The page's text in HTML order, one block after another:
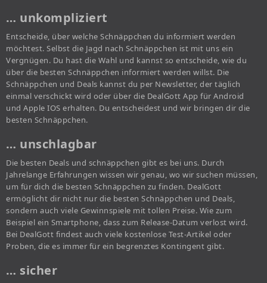
… unkompliziert
Entscheide, über welche Schnäppchen du informiert werden
möchtest. Selbst die Jagd nach Schnäppchen ist mit uns ein
Vergnügen. Du hast die Wahl und kannst so entscheide, wie du
über die besten Schnäppchen informiert werden willst. Die
Schnäppchen und Deals kannst du per Newsletter, der täglich
einmal verschickt wird oder über die DealGott App für Android
und Apple IOS erhalten. Du entscheidest und wir bringen dir die
besten Schnäppchen.
… unschlagbar
Die besten Deals und schnäppchen gibt es bei uns. Durch
Jahrelange Erfahrungen wissen wir genau, wo wir suchen müssen,
um für dich die besten Schnäppchen zu finden. DealGott
ermöglicht dir nicht nur die besten Schnäppchen und Deals,
sondern auch viele Gewinnspiele mit tollen Preise. Wie zum
Beispiel ein Smartphone, dass zum Release-Datum verlost wird.
Bei DealGott findest auch viele kostenlose Test-Artikel oder
Proben, die es immer für ein begrenztes Kontingent gibt.
… sicher